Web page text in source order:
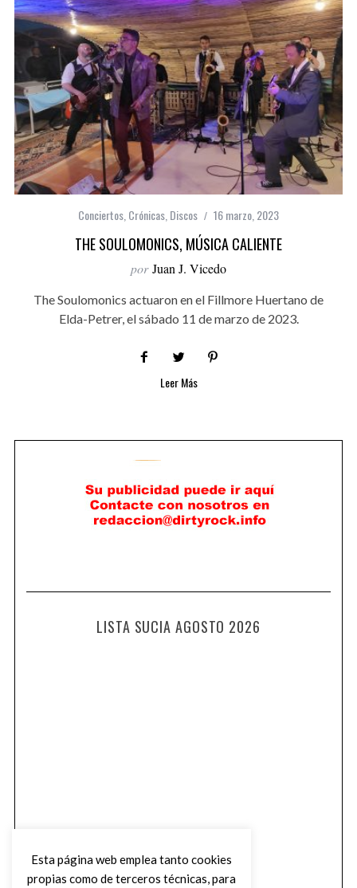
Conciertos Crónicas Discos 16 marzo, 2023
THE SOULOMONICS, MÚSICA CALIENTE
por Juan J. Vicedo
The Soulomonics actuaron en el Fillmore Huertano de
Elda-Petrer, el sábado 11 de marzo de 2023.
Leer Más
LISTA SUCIA AGOSTO 2026
Esta página web emplea tanto cookies
propias como de terceros técnicas, para